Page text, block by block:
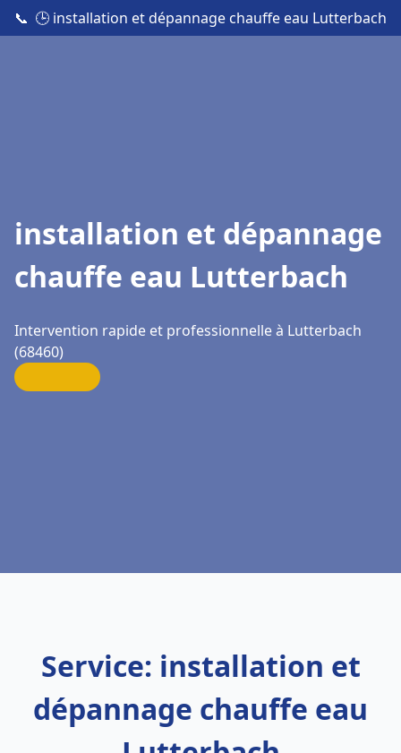
📞 🕒 installation et dépannage chauffe eau Lutterbach
installation et dépannage
chauffe eau Lutterbach
Intervention rapide et professionnelle à Lutterbach
(68460)
Service: installation et
dépannage chauffe eau